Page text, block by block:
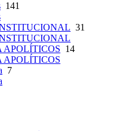
141
31
APOLÍTICOS 14
APOLÍTICOS
7